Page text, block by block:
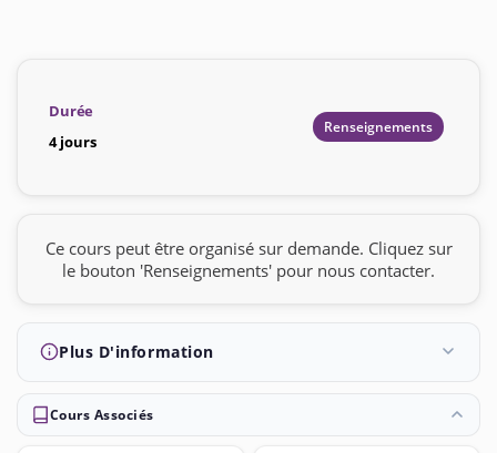
Durée
4 jours
Renseignements
Ce cours peut être organisé sur demande. Cliquez sur
le bouton 'Renseignements' pour nous contacter.
Plus D'information
Cours Associés